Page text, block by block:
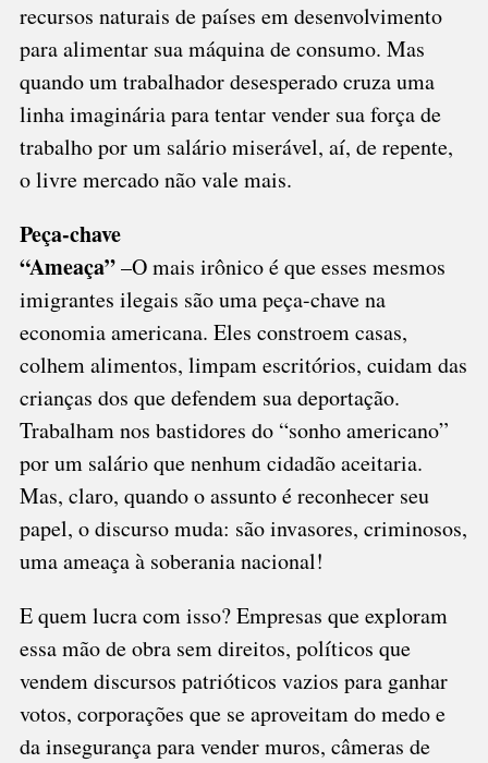
recursos naturais de países em desenvolvimento
para alimentar sua máquina de consumo. Mas
quando um trabalhador desesperado cruza uma
linha imaginária para tentar vender sua força de
trabalho por um salário miserável, aí, de repente,
o livre mercado não vale mais.
Peça-chave
“Ameaça”–O mais irônico é que esses mesmos
imigrantes ilegais são uma peça-chave na
economia americana. Eles constroem casas,
colhem alimentos, limpam escritórios, cuidam das
crianças dos que defendem sua deportação.
Trabalham nos bastidores do “sonho americano”
por um salário que nenhum cidadão aceitaria.
Mas, claro, quando o assunto é reconhecer seu
papel, o discurso muda: são invasores, criminosos,
uma ameaça à soberania nacional!
E quem lucra com isso? Empresas que exploram
essa mão de obra sem direitos, políticos que
vendem discursos patrióticos vazios para ganhar
votos, corporações que se aproveitam do medo e
da insegurança para vender muros, câmeras de